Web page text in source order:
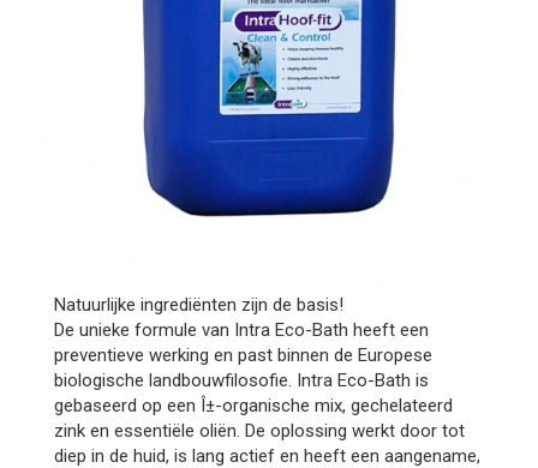
Natuurlijke ingrediënten zijn de basis!
De unieke formule van Intra Eco-Bath heeft een
preventieve werking en past binnen de Europese
biologische landbouwfilosofie. Intra Eco-Bath is
gebaseerd op een Î±-organische mix, gechelateerd
zink en essentiële oliën. De oplossing werkt door tot
diep in de huid, is lang actief en heeft een aangename,